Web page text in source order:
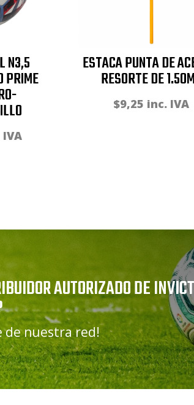
N3,5
PRIME
ESTACA PUNTA DE
RESORTE DE
$9,25 inc. IVA
AUTORIZADO DE
de nuestra red!